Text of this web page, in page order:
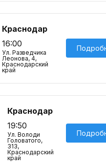
Краснодар
16:00
Ул. Разведчика
Леонова, 4,
Краснодарский
край
Краснодар
19:50
Ул. Володи
Головатого,
313,
Краснодарский
край